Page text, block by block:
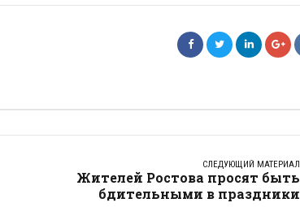
СЛЕДУЮЩИЙ МАТЕРИАЛ
Жителей Ростова просят быть
бдительными в праздники